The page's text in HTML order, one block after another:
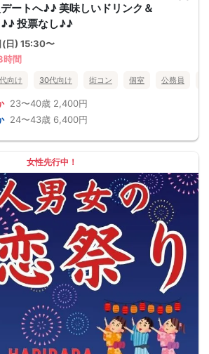
ートへ♪♪ 美味しいドリンク＆
投票なし♪♪
日) 15:30〜
時間
向け 30代向け 街コン 個室 公務員
23〜40歳 2,400円
24〜43歳 6,400円
女性先行中！